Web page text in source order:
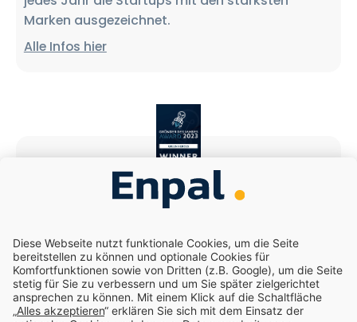
Marken ausgezeichnet.
Alle Infos hier
Gründer des Jahres Award 2023
Der Green Hero Award zeichnet Gründer und
Unternehmen aus, die sich mit ihren
nachhaltigen Geschäftsmodellen dem Erhalt der
Erde widmen.